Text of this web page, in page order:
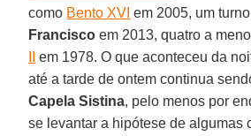
como Bento XVI em 2005, um
Francisco em 2013, quatro a
em 1978. O que aconteceu da
até a tarde de ontem continua
Capela Sistina, pelo menos por
se levantar a hipótese de algumas